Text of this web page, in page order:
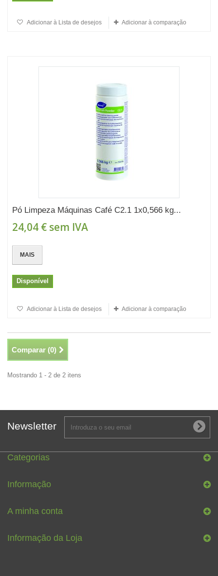
Adicionar à Lista de desejos Adicionar à comparação
Pó Limpeza Máquinas Café C2.1 1x0,566 kg...
24,04 € sem IVA
MAIS
Disponível
Adicionar à Lista de desejos Adicionar à comparação
Comparar (0)
Mostrando 1 - 2 de 2 itens
Newsletter
Categorias
Informação
A minha conta
Informação da Loja